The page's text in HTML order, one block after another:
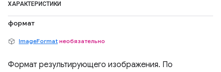
ХАРАКТЕРИСТИКИ
формат
ImageFormat необязательно
Формат результирующего изображения. По